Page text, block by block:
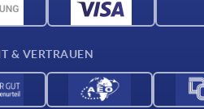
& VERTRAUEN